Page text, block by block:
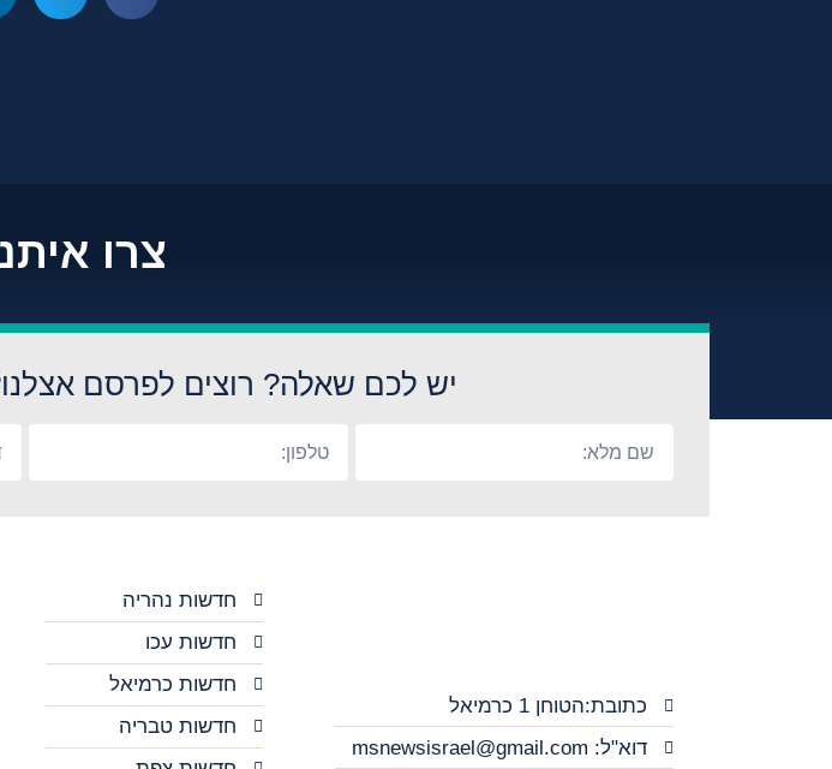
צרו
יש לכם שאלה? רוצים לפרסם
כתובת:הטוחן 1 כרמיאל
דוא"ל: msnewsisrael@gmail.com
חדשות נהריה
חדשות עכו
חדשות כרמיאל
חדשות טבריה